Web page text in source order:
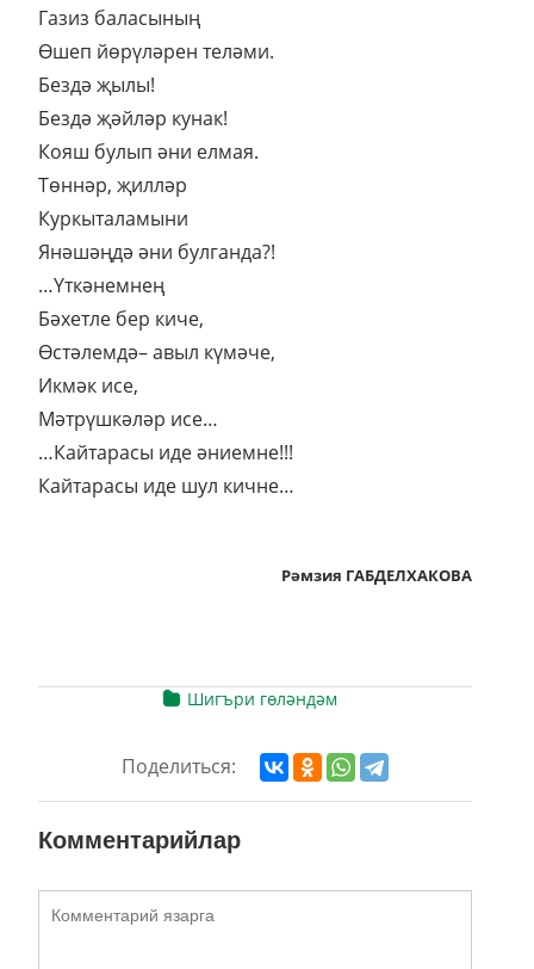
Газиз баласының
Өшеп йөрүләрен теләми.
Бездә җылы!
Бездә җәйләр кунак!
Кояш булып әни елмая.
Төннәр, җилләр
Куркыталамыни
Янәшәңдә әни булганда?!
…Үткәнемнең
Бәхетле бер киче,
Өстәлемдә– авыл күмәче,
Икмәк исе,
Мәтрүшкәләр исе…
…Кайтарасы иде әниемне!!!
Кайтарасы иде шул кичне…
Рәмзия ГАБДЕЛХАКОВА
Шигъри гөләндәм
Поделиться:
Комментарийлар